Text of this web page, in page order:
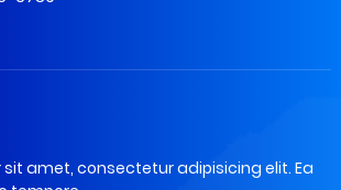
sit amet, consectetur adipisicing elit. Ea